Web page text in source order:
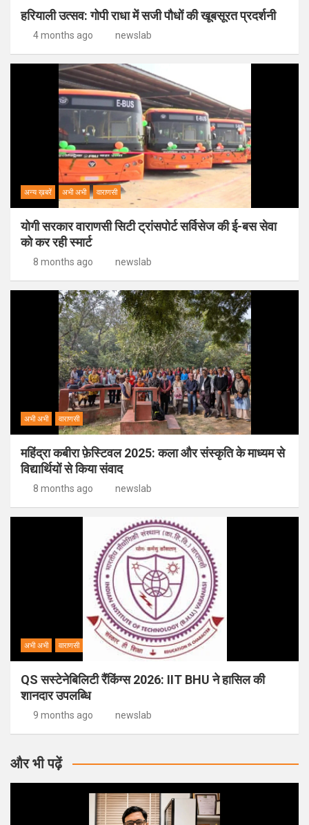
हरियाली उत्सव: गोपी राधा में सजी पौधों की खूबसूरत प्रदर्शनी
4 months ago newslab
अन्य ख़बरें अभी अभी वाराणसी
योगी सरकार वाराणसी सिटी ट्रांसपोर्ट सर्विसेज की ई-बस सेवा
को कर रही स्मार्ट
8 months ago newslab
अभी अभी वाराणसी
महिंद्रा कबीरा फ़ेस्टिवल 2025: कला और संस्कृति के माध्यम से
विद्यार्थियों से किया संवाद
8 months ago newslab
अभी अभी वाराणसी
QS सस्टेनेबिलिटी रैंकिंग्स 2026: IIT BHU ने हासिल की
शानदार उपलब्धि
9 months ago newslab
और भी पढ़ें